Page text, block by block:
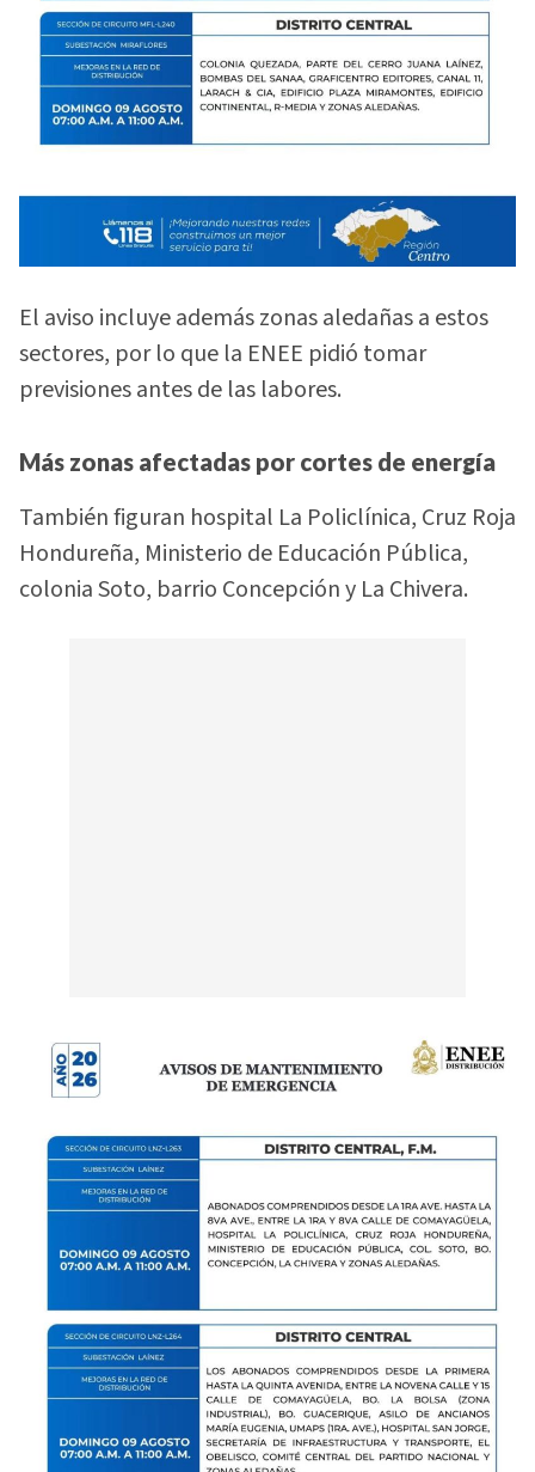
El aviso incluye además zonas aledañas a estos
sectores, por lo que la ENEE pidió tomar
previsiones antes de las labores.
Más zonas afectadas por cortes de energía
También figuran hospital La Policlínica, Cruz Roja
Hondureña, Ministerio de Educación Pública,
colonia Soto, barrio Concepción y La Chivera.